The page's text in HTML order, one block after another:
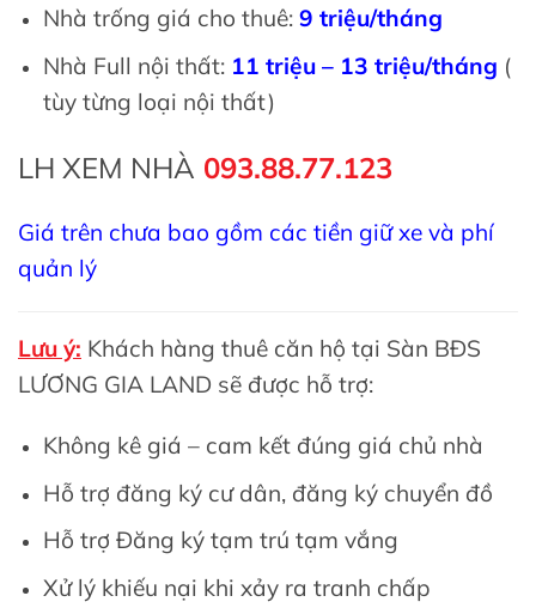
Nhà trống giá cho thuê: 9 triệu/tháng
Nhà Full nội thất: 11 triệu – 13 triệu/tháng (
tùy từng loại nội thất)
LH XEM NHÀ 093.88.77.123
Giá trên chưa bao gồm các tiền giữ xe và phí
quản lý
Lưu ý: Khách hàng thuê căn hộ tại Sàn BĐS
LƯƠNG GIA LAND sẽ được hỗ trợ:
Không kê giá – cam kết đúng giá chủ nhà
Hỗ trợ đăng ký cư dân, đăng ký chuyển đồ
Hỗ trợ Đăng ký tạm trú tạm vắng
Xử lý khiếu nại khi xảy ra tranh chấp